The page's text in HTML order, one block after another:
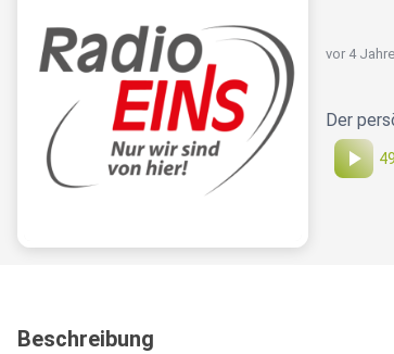
vor 4
Der
Beschreibung